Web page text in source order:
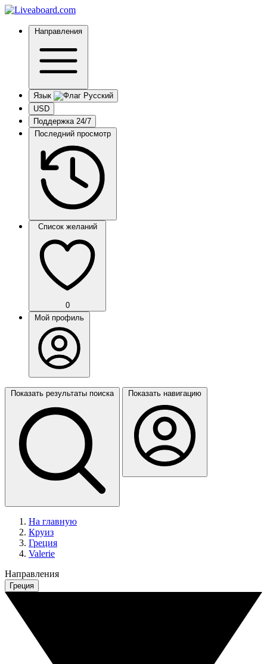
Направления
Язык
USD
Поддержка 24/7
Последний просмотр
Список желаний
0
Мой профиль
Показать результаты поиска Показать навигацию
На главную
Круиз
Греция
Valerie
Направления
Греция